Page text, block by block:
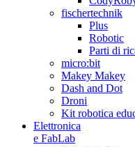
fischertechnik
Plus
Robotic
Parti di
micro:bit
Makey Makey
Dash and Dot
Droni
Kit robotica
Elettronica
e FabLab